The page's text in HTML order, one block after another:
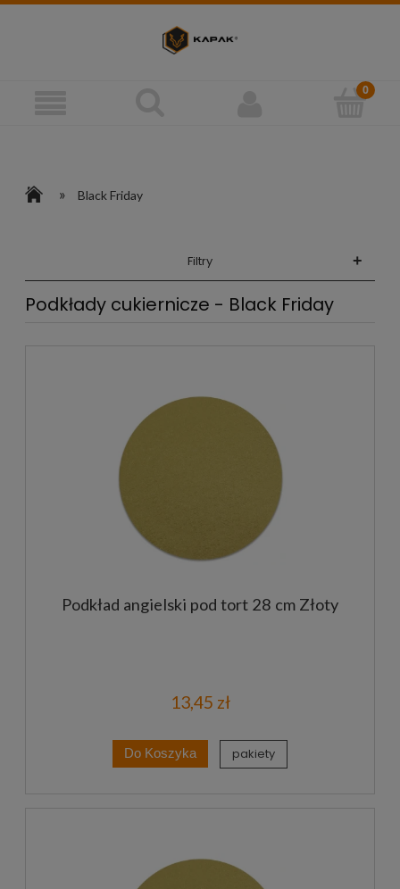
» Black Friday
Filtry +
Podkłady cukiernicze - Black Friday
Podkład angielski pod tort 28 cm Złoty
13,45 zł
Do Koszyka pakiety